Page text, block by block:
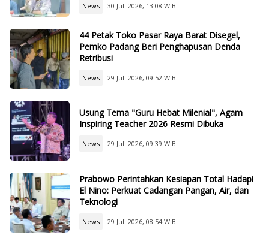
News 30 Juli 2026, 13:08 WIB
44 Petak Toko Pasar Raya Barat Disegel,
Pemko Padang Beri Penghapusan Denda
Retribusi
News 29 Juli 2026, 09:52 WIB
Usung Tema "Guru Hebat Milenial", Agam
Inspiring Teacher 2026 Resmi Dibuka
News 29 Juli 2026, 09:39 WIB
Prabowo Perintahkan Kesiapan Total Hadapi
El Nino: Perkuat Cadangan Pangan, Air, dan
Teknologi
News 29 Juli 2026, 08:54 WIB